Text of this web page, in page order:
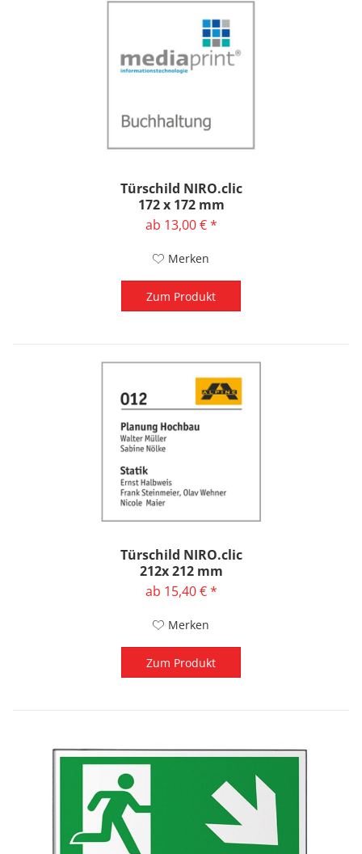
Türschild NIRO.clic
172 x 172 mm
ab 13,00 € *
Merken
Zum Produkt
Türschild NIRO.clic
212x 212 mm
ab 15,40 € *
Merken
Zum Produkt